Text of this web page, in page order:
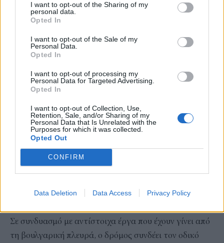
I want to opt-out of the Sharing of my
personal data.
Opted In
I want to opt-out of the Sale of my
Personal Data.
Opted In
I want to opt-out of processing my
Personal Data for Targeted Advertising.
Opted In
I want to opt-out of Collection, Use,
Retention, Sale, and/or Sharing of my
Personal Data that Is Unrelated with the
Purposes for which it was collected.
Opted Out
CONFIRM
Data Deletion Data Access Privacy Policy
την αναπτυξιακή προοπτική της Περιφέρειάς μας».
επίσης ο Βουλευτής Ξάνθης Σπύρος Τσιλιγγίρης, η
Αντιπεριφερειάρχης Π.Ε. Ξάνθης Πολυξένη Μπρίκα, ο
Αντιπεριφερειάρχης Μεταφορών και Επικοινωνιών
Ιρφάν Χατζηγκενέ, καθώς και ο Γενικός Διευθυντής του
Τεχνικά στοιχεία
Το τμήμα «Δημάριο – Ελληνοβουλγαρικά Σύνορα» έχει
μήκος 8 χλμ. περίπου και συνδέεται με την υφιστάμενη
οδό νότια του οικισμού Δημάριο, τον παρακάμπτει
από τα ανατολικά και οδεύει βόρεια –
βορειοανατολικά καταλήγοντας στα
Σε συνδυασμό με αντίστοιχα έργα που έχουν γίνει από
τη βουλγαρική πλευρά, ο δρόμος συνδέει τον οδικό